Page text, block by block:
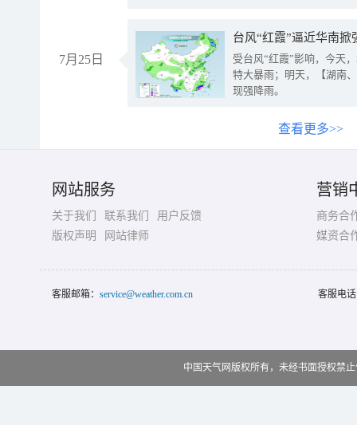
7月25日
台风“红霞”逼近华南
受台风“红霞”影响，今天
特大暴雨；明天，【湖南
现强降雨。
查看更多>>
网站服务
关于我们 联系我们
用户反馈
版权声明
网站律师
营销
商务合
媒资合
客服邮箱： service@weather.com.cn 客服电
中国天气网版权所有，未经书面授权